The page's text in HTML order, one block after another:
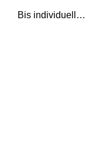
Bis individuell…